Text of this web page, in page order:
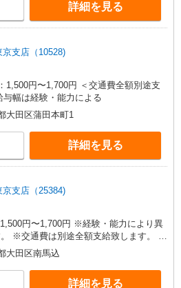
詳細を見る
支店（10528)
1,500円〜1,700円 ＜交通費全額別途支
※給与幅は経験・能力による
大田区蒲田本町1
詳細を見る
支店（25384)
円〜1,700円 ※経験・能力により異
※交通費は別途全額支給致します。 ※
験・能力による
大田区南馬込
詳細を見る